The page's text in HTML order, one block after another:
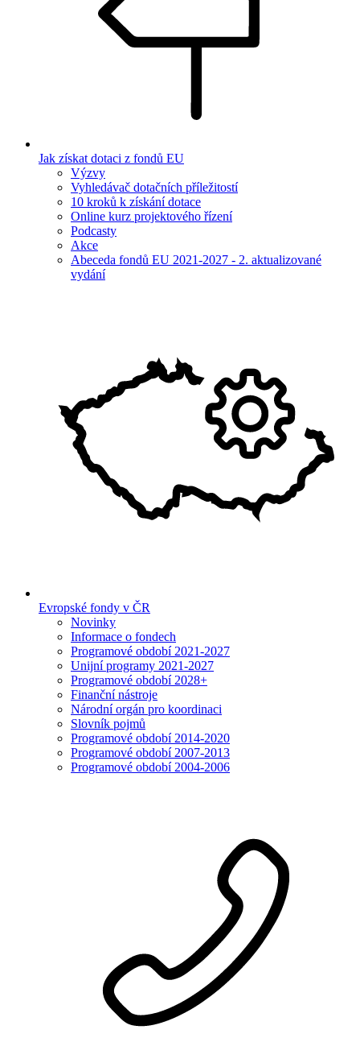
Jak získat dotaci z fondů EU
Výzvy
Vyhledávač dotačních příležitostí
10 kroků k získání dotace
Online kurz projektového řízení
Podcasty
Akce
Abeceda fondů EU 2021-2027 - 2. aktualizované
vydání
Evropské fondy v ČR
Novinky
Informace o fondech
Programové období 2021-2027
Unijní programy 2021-2027
Programové období 2028+
Finanční nástroje
Národní orgán pro koordinaci
Slovník pojmů
Programové období 2014-2020
Programové období 2007-2013
Programové období 2004-2006